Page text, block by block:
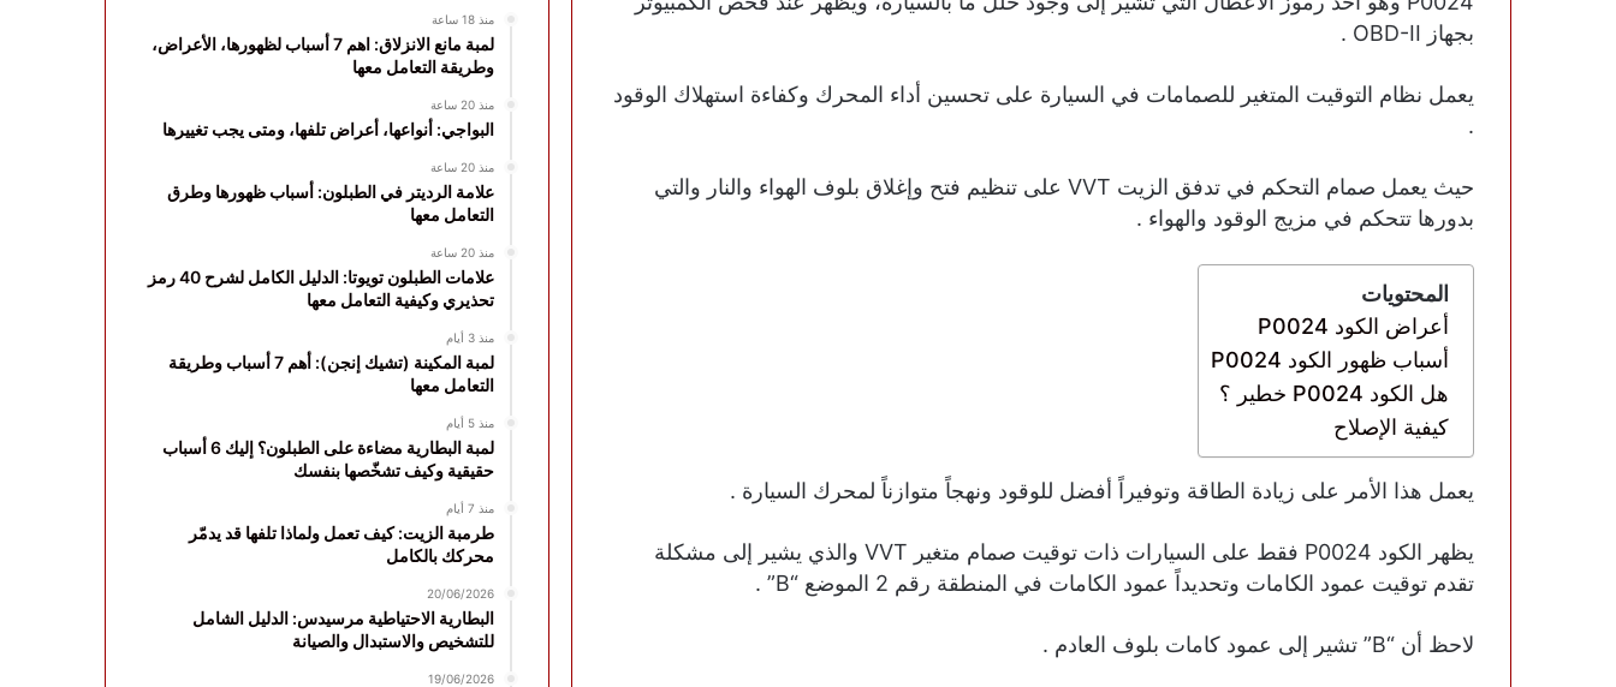
بجهاز OBD-II .
يعمل نظام التوقيت المتغير للصمامات في السيارة على تحسين أداء المحرك وكفاءة استهلاك الوقود
.
حيث يعمل صمام التحكم في تدفق الزيت VVT على تنظيم فتح وإغلاق بلوف الهواء والنار والتي
بدورها تتحكم في مزيج الوقود والهواء .
المحتويات
أعراض الكود P0024
أسباب ظهور الكود P0024
هل الكود P0024 خطير ؟
كيفية الإصلاح
يعمل هذا الأمر على زيادة الطاقة وتوفيراً أفضل للوقود ونهجاً متوازناً لمحرك السيارة .
يظهر الكود P0024 فقط على السيارات ذات توقيت صمام متغير VVT والذي يشير إلى مشكلة
تقدم توقيت عمود الكامات وتحديداً عمود الكامات في المنطقة رقم 2 الموضع “B” .
لاحظ أن “B” تشير إلى عمود كامات بلوف العادم .
منذ 18 ساعة
لمبة مانع الانزلاق: اهم 7 أسباب لظهورها، الأعراض،
وطريقة التعامل معها
منذ 20 ساعة
البواجي: أنواعها، أعراض تلفها، ومتى يجب تغييرها
منذ 20 ساعة
علامة الرديتر في الطبلون: أسباب ظهورها وطرق
التعامل معها
منذ 20 ساعة
علامات الطبلون تويوتا: الدليل الكامل لشرح 40 رمز
تحذيري وكيفية التعامل معها
منذ 3 أيام
لمبة المكينة (تشيك إنجن): أهم 7 أسباب وطريقة
التعامل معها
منذ 5 أيام
لمبة البطارية مضاءة على الطبلون؟ إليك 6 أسباب
حقيقية وكيف تشخّصها بنفسك
منذ 7 أيام
طرمبة الزيت: كيف تعمل ولماذا تلفها قد يدمّر
محركك بالكامل
20/06/2026
البطارية الاحتياطية مرسيدس: الدليل الشامل
للتشخيص والاستبدال والصيانة
19/06/2026